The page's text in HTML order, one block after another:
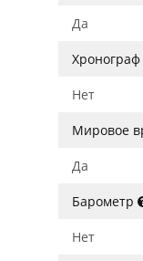
Да
Хронограф
Нет
Мировое
Да
Барометр
Нет